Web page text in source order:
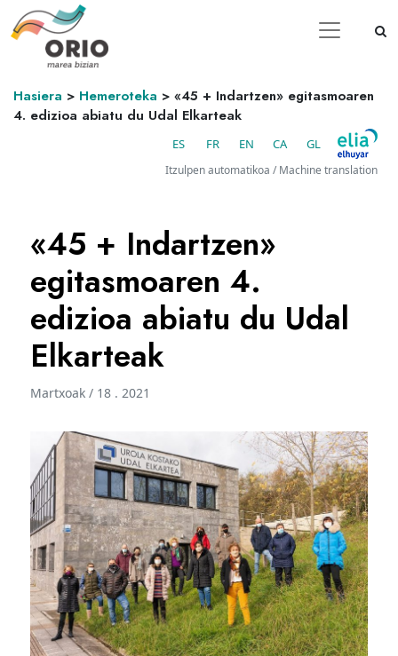
Hasiera > Hemeroteka > «45 + Indartzen» egitasmoaren
4. edizioa abiatu du Udal Elkarteak
ES FR EN CA GL
Itzulpen automatikoa / Machine translation
«45 + Indartzen»
egitasmoaren 4.
edizioa abiatu du Udal
Elkarteak
Martxoak / 18 . 2021